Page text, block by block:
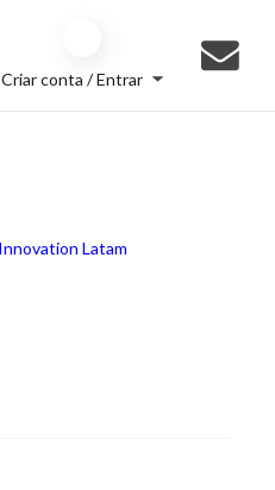
Criar conta / Entrar